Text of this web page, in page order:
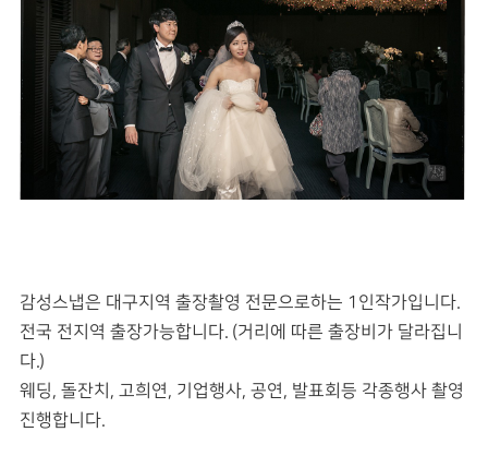
감성스냅은 대구지역 출장촬영 전문으로하는 1인작가입니다.
전국 전지역 출장가능합니다. (거리에 따른 출장비가 달라집니
다.)
웨딩, 돌잔치, 고희연, 기업행사, 공연, 발표회등 각종행사 촬영
진행합니다.